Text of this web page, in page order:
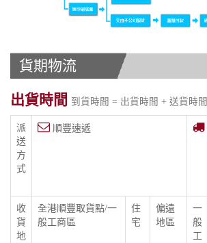
貨期物流
出貨時間 到貨時間 = 出貨時間 + 送貨時間
派
送
方
式
順豐速遞
收
貨
地
全港順豐取貨點/一
般工商區
住
宅
偏遠
地區
一
般
工